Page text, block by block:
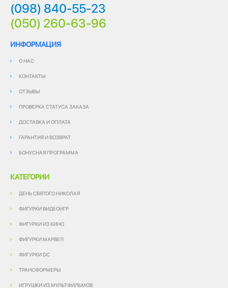
(098) 840-55-23
(050) 260-63-96
ИНФОРМАЦИЯ
О НАС
КОНТАКТЫ
ОТЗЫВЫ
ПРОВЕРКА СТАТУСА ЗАКАЗА
ДОСТАВКА И ОПЛАТА
ГАРАНТИЯ И ВОЗВРАТ
БОНУСНАЯ ПРОГРАММА
КАТЕГОРИИ
ДЕНЬ СВЯТОГО НИКОЛАЯ
ФИГУРКИ ВИДЕОИГР
ФИГУРКИ ИЗ КИНО
ФИГУРКИ МАРВЕЛ
ФИГУРКИ DC
ТРАНСФОРМЕРЫ
ИГРУШКИ ИЗ МУЛЬТФИЛЬМОВ